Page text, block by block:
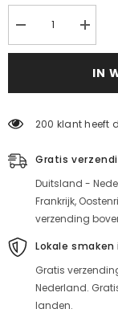
Verminder
de
hoeveelheid
Spice
Verhoog
de
voor
Dolma
Spice
IN
200 klant heeft
Gratis
Duitsland -
Frankrijk,
verzending
Lokale smaken
Gratis
Nederland.
landen.